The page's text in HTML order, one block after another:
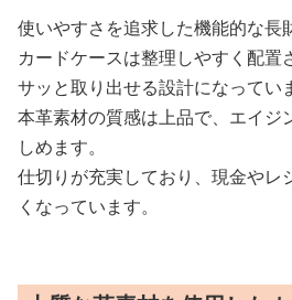
使いやすさを追求した機能的な長
カードケースは整理しやすく配置
サッと取り出せる設計になってい
本革素材の質感は上品で、エイジ
しめます。
仕切りが充実しており、現金やレ
くなっています。